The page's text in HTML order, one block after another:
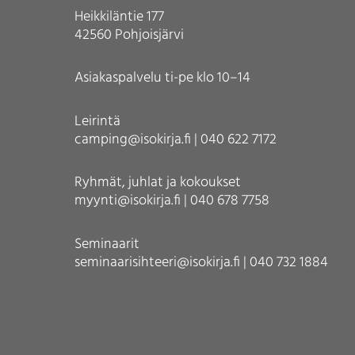
Heikkiläntie 177
42560 Pohjoisjärvi
Asiakaspalvelu ti-pe klo 10–14
Leirintä
camping@isokirja.fi | 040 622 7172
Ryhmät, juhlat ja kokoukset
myynti@isokirja.fi | 040 678 7758
Seminaarit
seminaarisihteeri@isokirja.fi | 040 732 1884